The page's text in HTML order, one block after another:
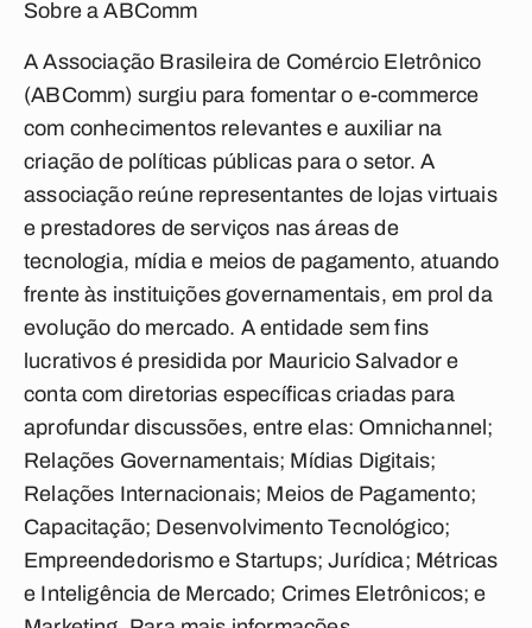
Sobre a ABComm
A Associação Brasileira de Comércio Eletrônico
(ABComm) surgiu para fomentar o e-commerce
com conhecimentos relevantes e auxiliar na
criação de políticas públicas para o setor. A
associação reúne representantes de lojas virtuais
e prestadores de serviços nas áreas de
tecnologia, mídia e meios de pagamento, atuando
frente às instituições governamentais, em prol da
evolução do mercado. A entidade sem fins
lucrativos é presidida por Mauricio Salvador e
conta com diretorias específicas criadas para
aprofundar discussões, entre elas: Omnichannel;
Relações Governamentais; Mídias Digitais;
Relações Internacionais; Meios de Pagamento;
Capacitação; Desenvolvimento Tecnológico;
Empreendedorismo e Startups; Jurídica; Métricas
e Inteligência de Mercado; Crimes Eletrônicos; e